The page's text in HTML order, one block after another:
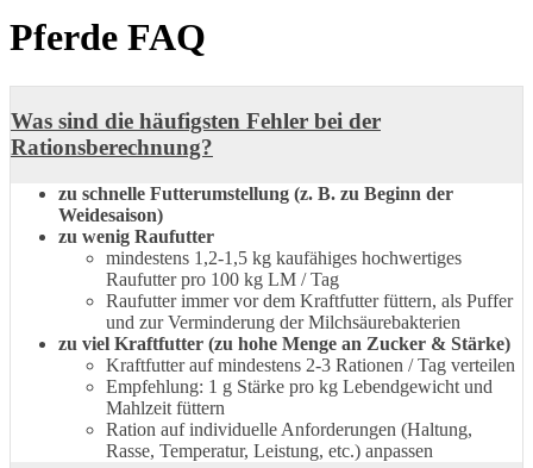
Pferde FAQ
Was sind die häufigsten Fehler bei der
Rationsberechnung?
zu schnelle Futterumstellung (z. B. zu Beginn der
Weidesaison)
zu wenig Raufutter
mindestens 1,2-1,5 kg kaufähiges hochwertiges
Raufutter pro 100 kg LM / Tag
Raufutter immer vor dem Kraftfutter füttern, als Puffer
und zur Verminderung der Milchsäurebakterien
zu viel Kraftfutter (zu hohe Menge an Zucker & Stärke)
Kraftfutter auf mindestens 2-3 Rationen / Tag verteilen
Empfehlung: 1 g Stärke pro kg Lebendgewicht und
Mahlzeit füttern
Ration auf individuelle Anforderungen (Haltung,
Rasse, Temperatur, Leistung, etc.) anpassen